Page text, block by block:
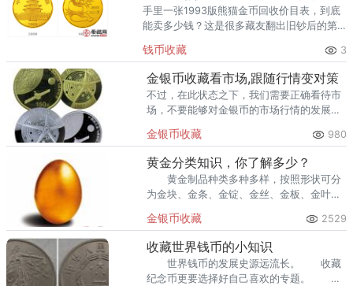
手里一张1993版熊猫金币回收价目表，到底
能卖多少钱？这是很多藏友翻出旧钞后的第
仅供参考，以实物品相为准）根据2026年最
新回收成交参考，
钱币收藏 3
金银币收藏看市场,跟随行情变对策
不过，在此状态之下，我们需要正确看待市
场，不要能够对金银币的市场行情的发展状
藏起来也是比较靠谱的，可以一试。
金银币收藏 980
黄金分类知识，你了解多少？
黄金制品种类多种多样，按照形状可分
为金块、金条、金锭、金丝、金板、金叶、
示的成色折算关系大约为每K金的含金量为
4.1666%。
金银币收藏 2529
收藏世界钱币的小知识
世界钱币的发展史源远流长。 收藏
纪念币更要选择好自己喜欢的专题。 我